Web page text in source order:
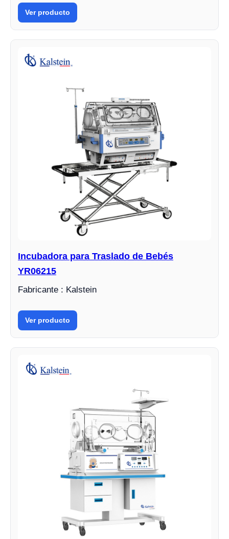
Ver producto
Incubadora para Traslado de Bebés
YR06215
Fabricante : Kalstein
Ver producto